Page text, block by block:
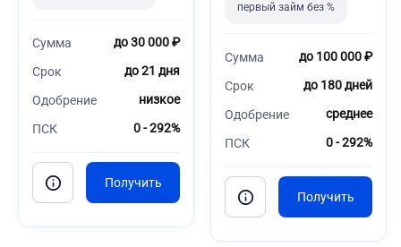
Сумма до 30 000 ₽
Срок до 21 дня
Одобрение низкое
ПСК 0 - 292%
первый займ без %
Сумма до 100 000 ₽
Срок до 180 дней
Одобрение среднее
ПСК 0 - 292%